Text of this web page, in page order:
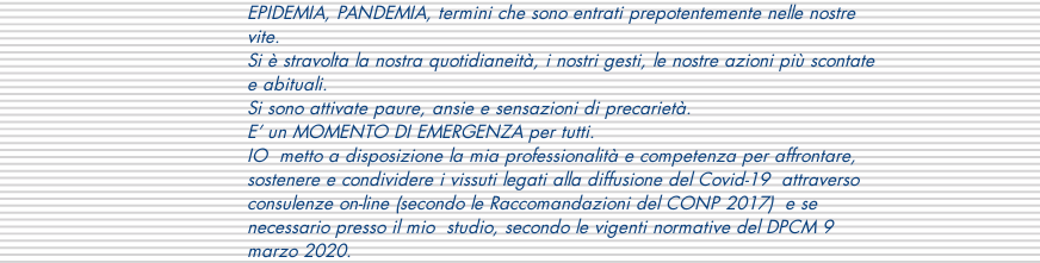
EPIDEMIA, PANDEMIA, termini che sono entrati prepotentemente nelle nostre
vite.
Si è stravolta la nostra quotidianeità, i nostri gesti, le nostre azioni più scontate
e abituali.
Si sono attivate paure, ansie e sensazioni di precarietà.
E’ un MOMENTO DI EMERGENZA per tutti.
IO metto a disposizione la mia professionalità e competenza per affrontare,
sostenere e condividere i vissuti legati alla diffusione del Covid-19 attraverso
consulenze on-line (secondo le Raccomandazioni del CONP 2017) e se
necessario presso il mio studio, secondo le vigenti normative del DPCM 9
marzo 2020.